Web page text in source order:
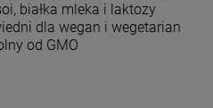
białka mleka i laktozy
dla wegan i wegetarian
od GMO